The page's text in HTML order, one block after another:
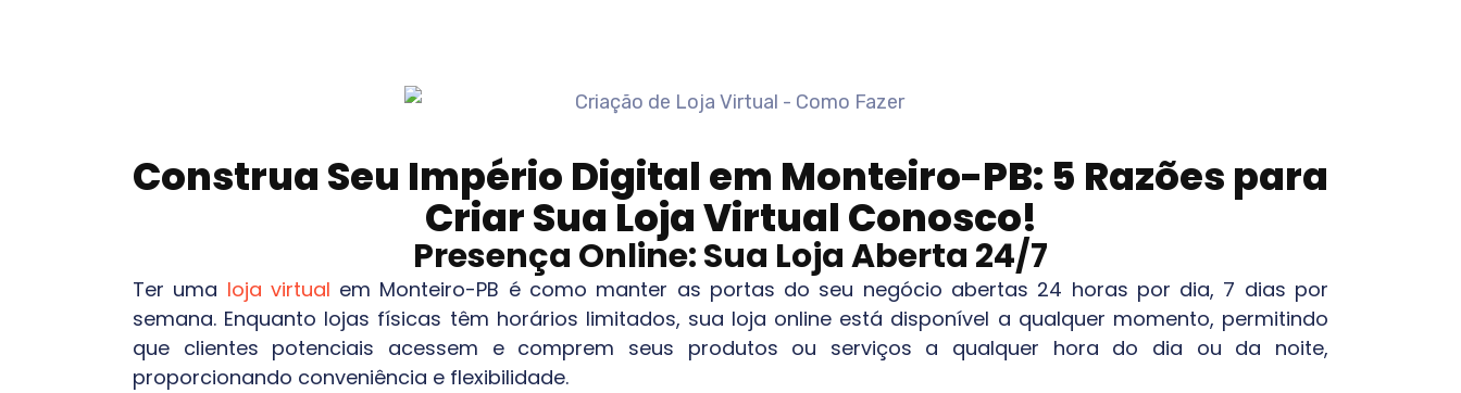
Construa Seu Império Digital em Monteiro-PB: 5 Razões para
Criar Sua Loja Virtual Conosco!
Presença Online: Sua Loja Aberta 24/7
Ter uma loja virtual em Monteiro-PB é como manter as portas do seu negócio abertas 24 horas por dia, 7 dias por
semana. Enquanto lojas físicas têm horários limitados, sua loja online está disponível a qualquer momento, permitindo
que clientes potenciais acessem e comprem seus produtos ou serviços a qualquer hora do dia ou da noite,
proporcionando conveniência e flexibilidade.